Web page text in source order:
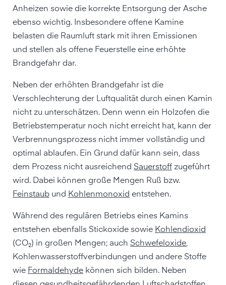
Anheizen sowie die korrekte Entsorgung der Asche
ebenso wichtig. Insbesondere offene Kamine
belasten die Raumluft stark mit ihren Emissionen
und stellen als offene Feuerstelle eine erhöhte
Brandgefahr dar.
Neben der erhöhten Brandgefahr ist die
Verschlechterung der Luftqualität durch einen Kamin
nicht zu unterschätzen. Denn wenn ein Holzofen die
Betriebstemperatur noch nicht erreicht hat, kann der
Verbrennungsprozess nicht immer vollständig und
optimal ablaufen. Ein Grund dafür kann sein, dass
dem Prozess nicht ausreichend Sauerstoff zugeführt
wird. Dabei können große Mengen Ruß bzw.
Feinstaub und Kohlenmonoxid entstehen.
Während des regulären Betriebs eines Kamins
entstehen ebenfalls Stickoxide sowie Kohlendioxid
(CO₂) in großen Mengen; auch Schwefeloxide,
Kohlenwasserstoffverbindungen und andere Stoffe
wie Formaldehyde können sich bilden. Neben